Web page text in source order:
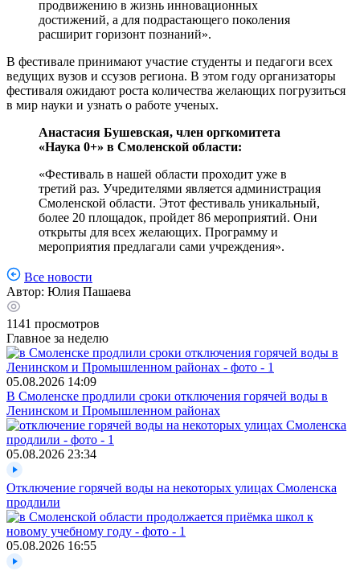
продвижению в жизнь инновационных
достижений, а для подрастающего поколения
расширит горизонт познаний».
В фестивале принимают участие студенты и педагоги всех
ведущих вузов и ссузов региона. В этом году организаторы
фестиваля ожидают роста количества желающих погрузиться
в мир науки и узнать о работе ученых.
Анастасия Бушевская, член оргкомитета
«Наука 0+» в Смоленской области:
«Фестиваль в нашей области проходит уже в
третий раз. Учредителями является администрация
Смоленской области. Этот фестиваль уникальный,
более 20 площадок, пройдет 86 мероприятий. Они
открыты для всех желающих. Программу и
мероприятия предлагали сами учреждения».
Все новости
Автор: Юлия Пашаева
1141 просмотров
Главное за неделю
05.08.2026 14:09
В Смоленске продлили сроки отключения горячей воды в
Ленинском и Промышленном районах
05.08.2026 23:34
Отключение горячей воды на некоторых улицах Смоленска
продлили
05.08.2026 16:55